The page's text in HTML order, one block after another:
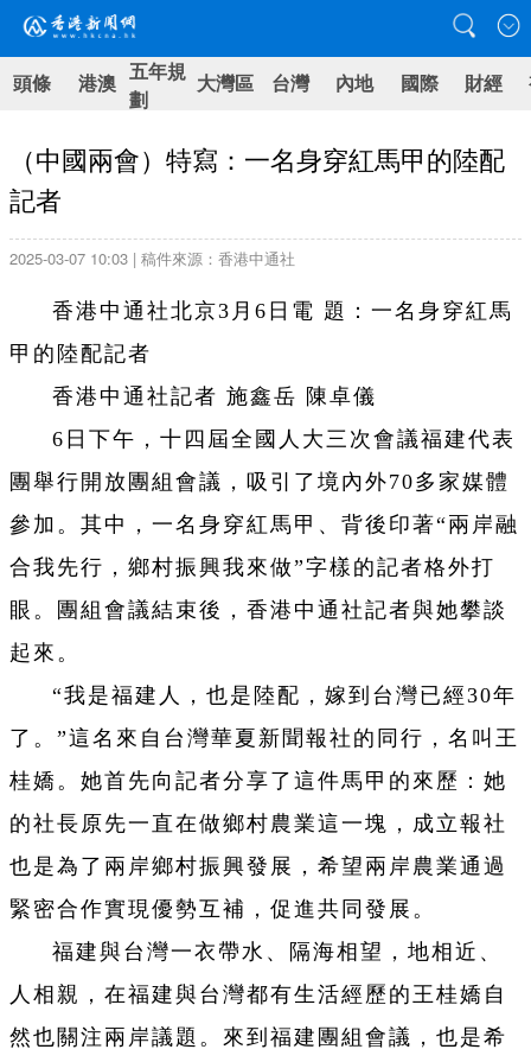
頭條 港澳 五年規
劃
大灣區 台灣 內地 國際 財經
（中國兩會）特寫：一名身穿紅馬甲的陸配
記者
2025-03-07 10:03 | 稿件來源：香港中通社
香港中通社北京3月6日電 題：一名身穿紅馬
甲的陸配記者
香港中通社記者 施鑫岳 陳卓儀
6日下午，十四屆全國人大三次會議福建代表
團舉行開放團組會議，吸引了境內外70多家媒體
參加。其中，一名身穿紅馬甲、背後印著“兩岸融
合我先行，鄉村振興我來做”字樣的記者格外打
眼。團組會議結束後，香港中通社記者與她攀談
起來。
“我是福建人，也是陸配，嫁到台灣已經30年
了。”這名來自台灣華夏新聞報社的同行，名叫王
桂嬌。她首先向記者分享了這件馬甲的來歷：她
的社長原先一直在做鄉村農業這一塊，成立報社
也是為了兩岸鄉村振興發展，希望兩岸農業通過
緊密合作實現優勢互補，促進共同發展。
福建與台灣一衣帶水、隔海相望，地相近、
人相親，在福建與台灣都有生活經歷的王桂嬌自
然也關注兩岸議題。來到福建團組會議，也是希